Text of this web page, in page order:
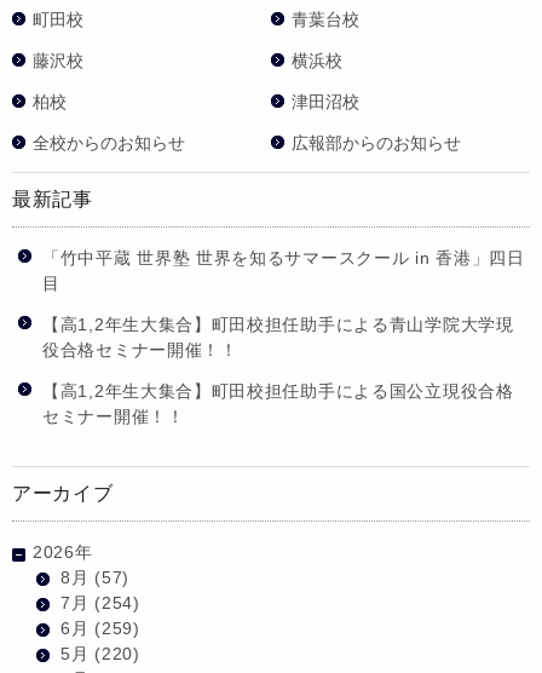
町田校 青葉台校
藤沢校 横浜校
柏校 津田沼校
全校からのお知らせ 広報部からのお知らせ
最新記事
「竹中平蔵 世界塾 世界を知るサマースクール in 香港」四日
目
【高1,2年生大集合】町田校担任助手による青山学院大学現
役合格セミナー開催！！
【高1,2年生大集合】町田校担任助手による国公立現役合格
セミナー開催！！
アーカイブ
2026年
8月 (57)
7月 (254)
6月 (259)
5月 (220)